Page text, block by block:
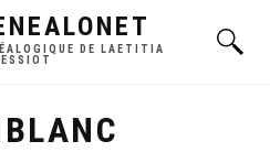
DE LAETITIA